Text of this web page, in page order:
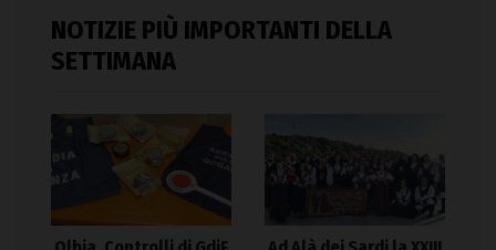
NOTIZIE PIÙ IMPORTANTI DELLA
SETTIMANA